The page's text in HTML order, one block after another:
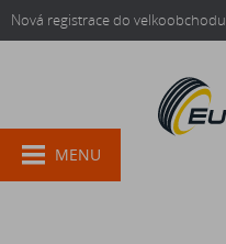
Nová registrace do velkoobchodu
MENU